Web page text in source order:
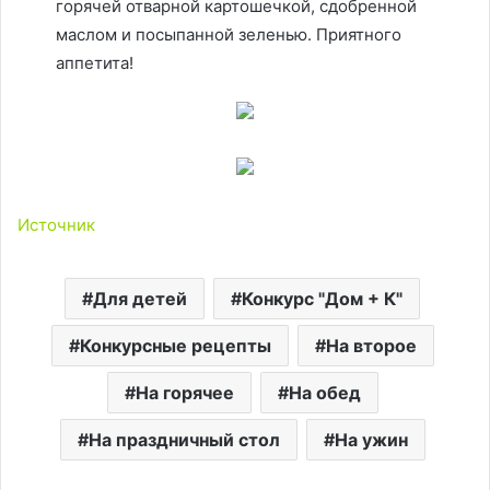
горячей отварной картошечкой, сдобренной
маслом и посыпанной зеленью. Приятного
аппетита!
Источник
Для детей Конкурс "Дом + К"
Конкурсные рецепты На второе
На горячее На обед
На праздничный стол На ужин